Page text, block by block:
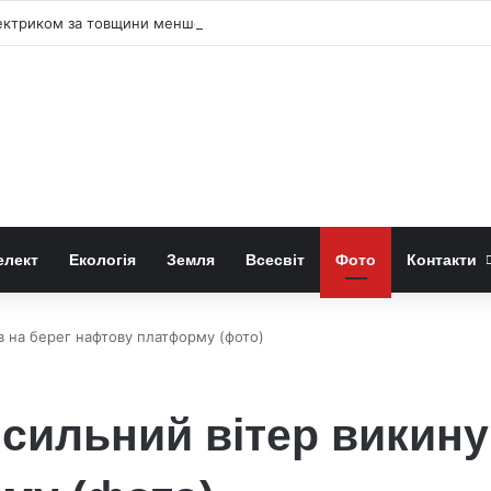
за товщини менше 3 нм
Екологія Земля Всесвіт Фото Контакти
на берег нафтову платформу (фото)
вітер